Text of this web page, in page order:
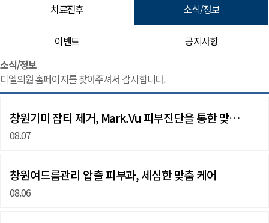
치료전후 소식/정보
이벤트
공지사항
소식/정보 | 창원 피부과 디엘의원
소식/정보
디엘의원 홈페이지를 찾아주셔서 감사합니다.
창원기미 잡티 제거, Mark.Vu 피부진단을 통한 맞…
08.07
창원여드름관리 압출 피부과, 세심한 맞춤 케어
08.06